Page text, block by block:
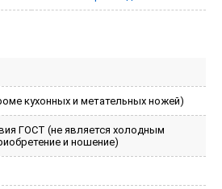
кухонных и метательных ножей)
ГОСТ (не является холодным
и ношение)